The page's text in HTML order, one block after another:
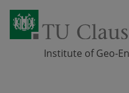
Institute of Geo-